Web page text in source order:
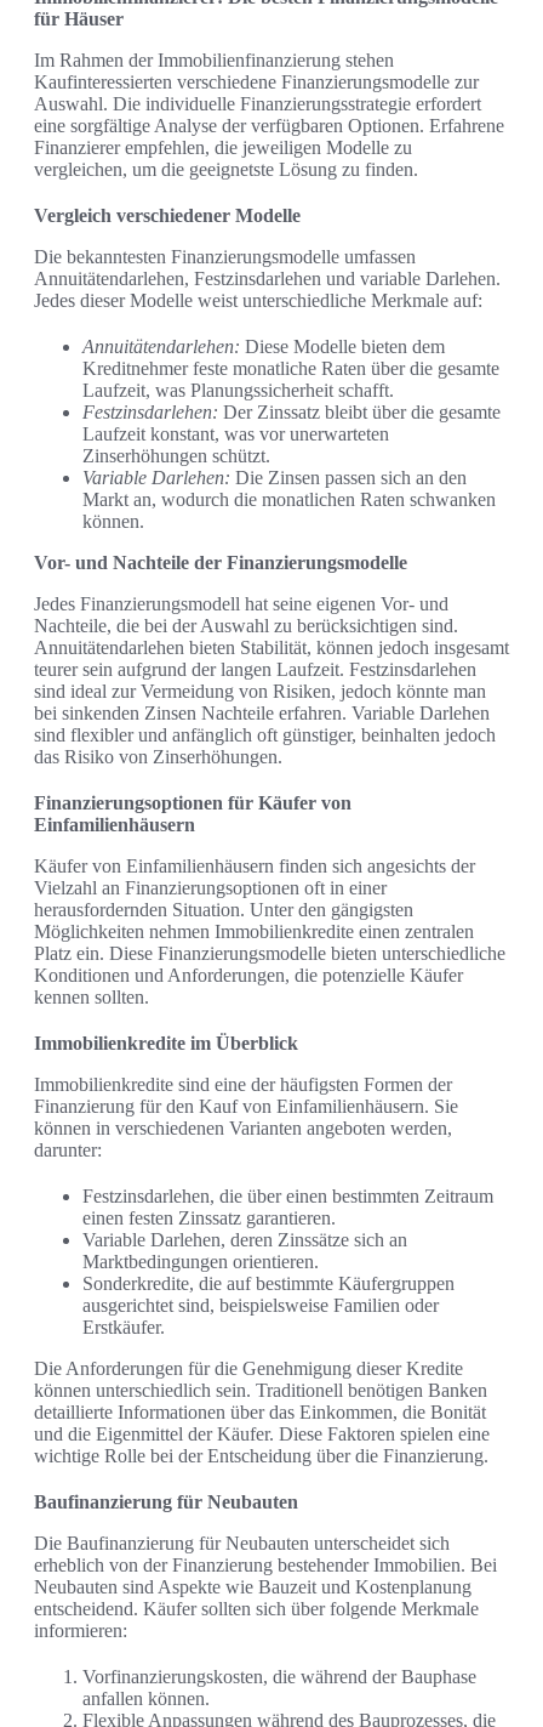
für Häuser
Im Rahmen der Immobilienfinanzierung stehen
Kaufinteressierten verschiedene Finanzierungsmodelle zur
Auswahl. Die individuelle Finanzierungsstrategie erfordert
eine sorgfältige Analyse der verfügbaren Optionen. Erfahrene
Finanzierer empfehlen, die jeweiligen Modelle zu
vergleichen, um die geeignetste Lösung zu finden.
Vergleich verschiedener Modelle
Die bekanntesten Finanzierungsmodelle umfassen
Annuitätendarlehen, Festzinsdarlehen und variable Darlehen.
Jedes dieser Modelle weist unterschiedliche Merkmale auf:
Annuitätendarlehen: Diese Modelle bieten dem
Kreditnehmer feste monatliche Raten über die gesamte
Laufzeit, was Planungssicherheit schafft.
Festzinsdarlehen: Der Zinssatz bleibt über die gesamte
Laufzeit konstant, was vor unerwarteten
Zinserhöhungen schützt.
Variable Darlehen: Die Zinsen passen sich an den
Markt an, wodurch die monatlichen Raten schwanken
können.
Vor- und Nachteile der Finanzierungsmodelle
Jedes Finanzierungsmodell hat seine eigenen Vor- und
Nachteile, die bei der Auswahl zu berücksichtigen sind.
Annuitätendarlehen bieten Stabilität, können jedoch insgesamt
teurer sein aufgrund der langen Laufzeit. Festzinsdarlehen
sind ideal zur Vermeidung von Risiken, jedoch könnte man
bei sinkenden Zinsen Nachteile erfahren. Variable Darlehen
sind flexibler und anfänglich oft günstiger, beinhalten jedoch
das Risiko von Zinserhöhungen.
Finanzierungsoptionen für Käufer von
Einfamilienhäusern
Käufer von Einfamilienhäusern finden sich angesichts der
Vielzahl an Finanzierungsoptionen oft in einer
herausfordernden Situation. Unter den gängigsten
Möglichkeiten nehmen Immobilienkredite einen zentralen
Platz ein. Diese Finanzierungsmodelle bieten unterschiedliche
Konditionen und Anforderungen, die potenzielle Käufer
kennen sollten.
Immobilienkredite im Überblick
Immobilienkredite sind eine der häufigsten Formen der
Finanzierung für den Kauf von Einfamilienhäusern. Sie
können in verschiedenen Varianten angeboten werden,
darunter:
Festzinsdarlehen, die über einen bestimmten Zeitraum
einen festen Zinssatz garantieren.
Variable Darlehen, deren Zinssätze sich an
Marktbedingungen orientieren.
Sonderkredite, die auf bestimmte Käufergruppen
ausgerichtet sind, beispielsweise Familien oder
Erstkäufer.
Die Anforderungen für die Genehmigung dieser Kredite
können unterschiedlich sein. Traditionell benötigen Banken
detaillierte Informationen über das Einkommen, die Bonität
und die Eigenmittel der Käufer. Diese Faktoren spielen eine
wichtige Rolle bei der Entscheidung über die Finanzierung.
Baufinanzierung für Neubauten
Die Baufinanzierung für Neubauten unterscheidet sich
erheblich von der Finanzierung bestehender Immobilien. Bei
Neubauten sind Aspekte wie Bauzeit und Kostenplanung
entscheidend. Käufer sollten sich über folgende Merkmale
informieren:
Vorfinanzierungskosten, die während der Bauphase
anfallen können.
Flexible Anpassungen während des Bauprozesses, die